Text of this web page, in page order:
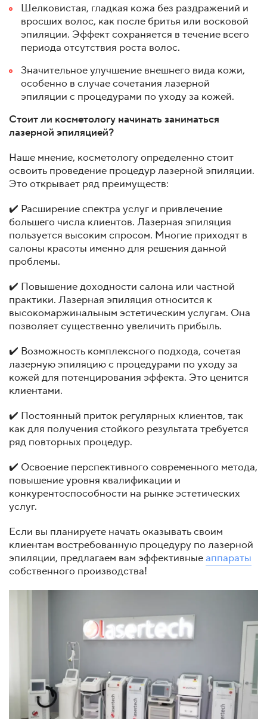
Шелковистая, гладкая кожа без раздражений и
вросших волос, как после бритья или восковой
эпиляции. Эффект сохраняется в течение всего
периода отсутствия роста волос.
Значительное улучшение внешнего вида кожи,
особенно в случае сочетания лазерной
эпиляции с процедурами по уходу за кожей.
Стоит ли косметологу начинать заниматься
лазерной эпиляцией?
Наше мнение, косметологу определенно стоит
освоить проведение процедур лазерной эпиляции.
Это открывает ряд преимуществ:
✔️ Расширение спектра услуг и привлечение
большего числа клиентов. Лазерная эпиляция
пользуется высоким спросом. Многие приходят в
салоны красоты именно для решения данной
проблемы.
✔️ Повышение доходности салона или частной
практики. Лазерная эпиляция относится к
высокомаржинальным эстетическим услугам. Она
позволяет существенно увеличить прибыль.
✔️ Возможность комплексного подхода, сочетая
лазерную эпиляцию с процедурами по уходу за
кожей для потенцирования эффекта. Это ценится
клиентами.
✔️ Постоянный приток регулярных клиентов, так
как для получения стойкого результата требуется
ряд повторных процедур.
✔️ Освоение перспективного современного метода,
повышение уровня квалификации и
конкурентоспособности на рынке эстетических
услуг.
Если вы планируете начать оказывать своим
клиентам востребованную процедуру по лазерной
эпиляции, предлагаем вам эффективныеаппараты
собственного производства!